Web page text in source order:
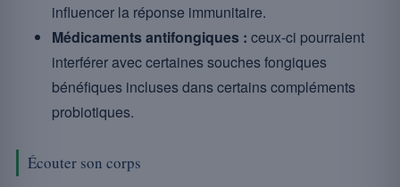
influencer la réponse immunitaire.
Médicaments antifongiques : ceux-ci pourraient
interférer avec certaines souches fongiques
bénéfiques incluses dans certains compléments
probiotiques.
Écouter son corps